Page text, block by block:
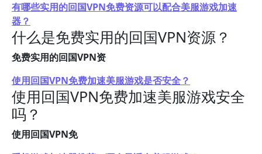
有哪些实用的回国VPN免费资源可以配合美服游戏加速
器？
什么是免费实用的回国VPN资源？
免费实用的回国VPN资
使用回国VPN免费加速美服游戏是否安全？
使用回国VPN免费加速美服游戏安全
吗？
使用回国VPN免